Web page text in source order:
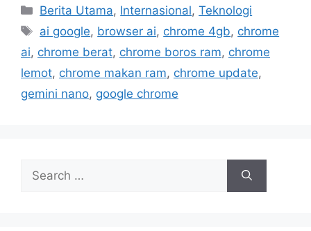
C
a
e
g
o
Berita Utama, Internasional,Teknologi
T
a
s
ai google, browser ai, chrome 4gb, chrome
ai, chrome berat, chrome boros ram, chrome
lemot, chrome makan ram, chrome update,
gemini nano, google chrome